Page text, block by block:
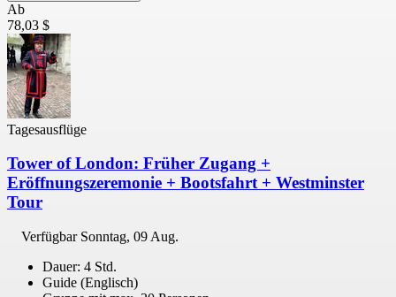
Ab
78,03 $
Tagesausflüge
Tower of London: Früher Zugang +
Eröffnungszeremonie + Bootsfahrt + Westminster
Tour
Verfügbar Sonntag, 09 Aug.
Dauer: 4 Std.
Guide (Englisch)